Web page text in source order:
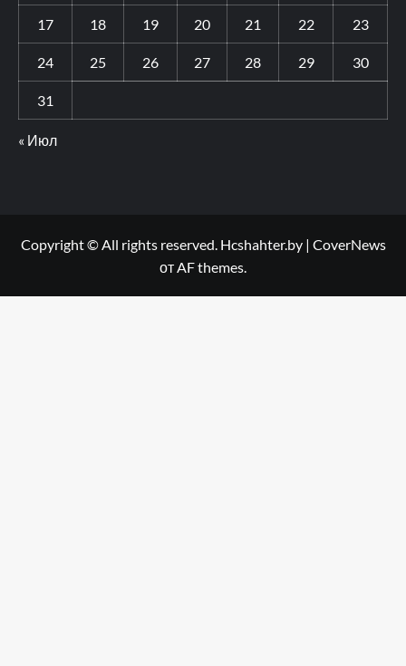
17 18 19 20 21 22 23
24 25 26 27 28 29 30
31
« Июл
Copyright © All rights reserved. Hcshahter.by | CoverNews
от AF themes.